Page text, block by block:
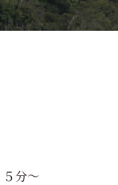
分～